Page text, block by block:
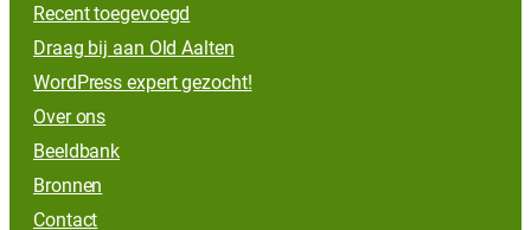
Recent toegevoegd
Draag bij aan Old Aalten
WordPress expert gezocht!
Over ons
Beeldbank
Bronnen
Contact